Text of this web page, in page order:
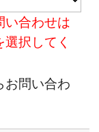
い合わせは
択してく
お問い合わ